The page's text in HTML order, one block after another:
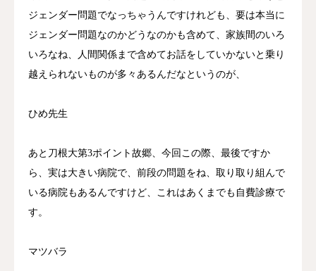
ジェンダー問題でなっちゃうんですけれども、要は本当に
ジェンダー問題なのかどうなのかも含めて、家族間のいろ
いろなね、人間関係まで含めてお話をしていかないと乗り
越えられないものが多々あるんだなというのが、
ひめ先生
あと刀根大第3ポイント故郷、今回この際、最後ですか
ら、実は大きい病院で、前段の問題をね、取り取り組んで
いる病院もあるんですけど、これはあくまでも自費診療で
す。
マツバラ